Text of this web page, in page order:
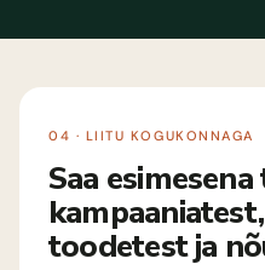
04 · LIITU KOGUKONNAGA
Saa
toodetest ja